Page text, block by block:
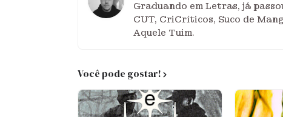
Graduando em Letras, já
CUT, CriCríticos, Suco de
Aquele Tuim.
Você pode gostar!